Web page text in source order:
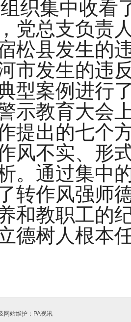
集中收看了
党总支负责
松县发生的
市发生的违
型案例进行
示教育大会
提出的七个
风不实、形
。通过集中
转作风强师
和教职工的
德树人根本
网站维护：PA视讯